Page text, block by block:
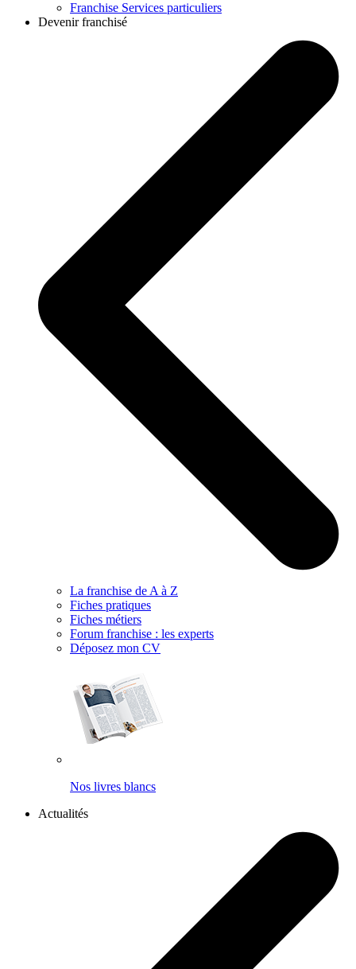
Franchise Services particuliers
Devenir franchisé
La franchise de A à Z
Fiches pratiques
Fiches métiers
Forum franchise : les experts
Déposez mon CV
Nos livres blancs
Actualités